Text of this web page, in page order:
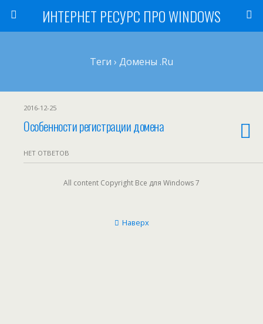
ИНТЕРНЕТ РЕСУРС ПРО WINDOWS
Теги › Домены .ru
2016-12-25
Особенности регистрации домена
НЕТ ОТВЕТОВ
All content Copyright Все для Windows 7
Наверх